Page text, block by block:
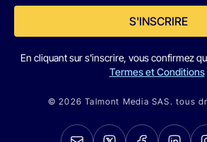
S'INSCRIRE
En cliquant sur s'inscrire, vous confirmez
Termes et Conditions
© 2026 Talmont Media SAS. tous